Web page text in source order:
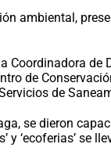
ambiental,
Coordinadora de
de
de
se dieron
‘ecoferias’ se